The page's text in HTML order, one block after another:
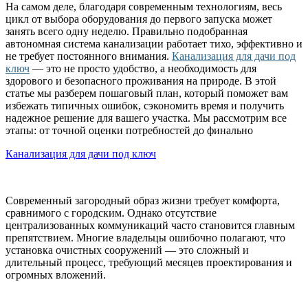
На самом деле, благодаря современным технологиям, весь
цикл от выбора оборудования до первого запуска может
занять всего одну неделю. Правильно подобранная
автономная система канализации работает тихо, эффективно и
не требует постоянного внимания. Канализация для дачи под
ключ — это не просто удобство, а необходимость для
здорового и безопасного проживания на природе. В этой
статье мы разберем пошаговый план, который поможет вам
избежать типичных ошибок, сэкономить время и получить
надежное решение для вашего участка. Мы рассмотрим все
этапы: от точной оценки потребностей до финально
Канализация для дачи под ключ
Современный загородный образ жизни требует комфорта,
сравнимого с городским. Однако отсутствие
централизованных коммуникаций часто становится главным
препятствием. Многие владельцы ошибочно полагают, что
установка очистных сооружений — это сложный и
длительный процесс, требующий месяцев проектирования и
огромных вложений.